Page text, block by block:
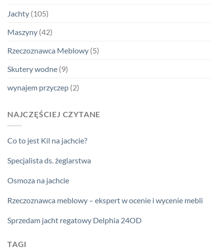
Jachty (105)
Maszyny (42)
Rzeczoznawca Meblowy (5)
Skutery wodne (9)
wynajem przyczep (2)
NAJCZĘŚCIEJ CZYTANE
Co to jest Kil na jachcie?
Specjalista ds. żeglarstwa
Osmoza na jachcie
Rzeczoznawca meblowy – ekspert w ocenie i wycenie mebli
Sprzedam jacht regatowy Delphia 24OD
TAGI